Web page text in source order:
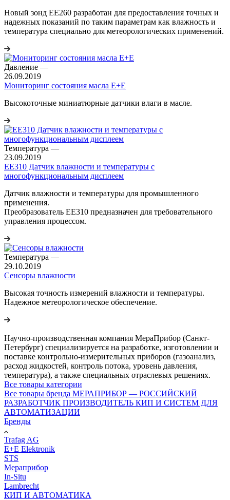
Новый зонд EE260 разработан для предоставления точных и
надежных показаний по таким параметрам как влажность и
температура специально для метеорологических применений.
Давление —
26.09.2019
Мониторинг состояния масла E+E
Высокоточные миниатюрные датчики влаги в масле.
Температура —
23.09.2019
EE310 Датчик влажности и температуры с
многофункциональным дисплеем
Датчик влажности и температуры для промышленного
применения.
Преобразователь EE310 предназначен для требовательного
управления процессом.
Температура —
29.10.2019
Сенсоры влажности
Высокая точность измерений влажности и температуры.
Надежное метеорологическое обеспечение.
Научно-производственная компания МераПрибор (Санкт-
Петербург) специализируется на разработке, изготовлении и
поставке контрольно-измерительных приборов (газоанализ,
расход жидкостей, контроль потока, уровень давления,
температура), а также специальных отраслевых решениях.
Все товары категории
Все товары бренда МЕРАПРИБОР — РОССИЙСКИЙ
РАЗРАБОТЧИК ПРОИЗВОДИТЕЛЬ КИП И СИСТЕМ ДЛЯ
АВТОМАТИЗАЦИИ
Бренды
Trafag AG
E+E Elektronik
STS
Мераприбор
In-Situ
Lambrecht
КИП И АВТОМАТИКА